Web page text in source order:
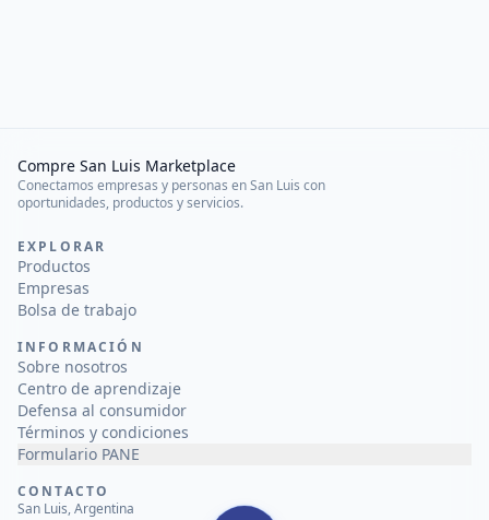
Compre San Luis Marketplace
Conectamos empresas y personas en San Luis con
oportunidades, productos y servicios.
EXPLORAR
Productos
Empresas
Bolsa de trabajo
INFORMACIÓN
Sobre nosotros
Centro de aprendizaje
Defensa al consumidor
Términos y condiciones
Formulario PANE
CONTACTO
San Luis, Argentina